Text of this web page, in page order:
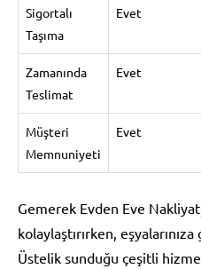
Sigortalı
Taşıma
Evet
Zamanında
Teslimat
Evet
Müşteri
Memnuniyeti
Evet
Gemerek Evden Eve
kolaylaştırırken,
Üstelik sunduğu çeşitli